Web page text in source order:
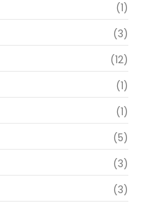
(1)
(3)
(12)
(1)
(1)
(5)
(3)
(3)